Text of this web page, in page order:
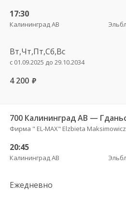
17:30
Калининград АВ
Вт,Чт,Пт,Сб,Вс
с 01.09.2025 до 29.10.2034
4 200 руб.
Фирма " EL-MAX" Elzbieta Maksimowicz
20:45
Калининград АВ
Ежедневно